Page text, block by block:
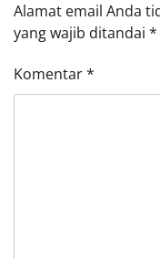
Alamat email Anda
yang wajib ditandai *
Komentar*